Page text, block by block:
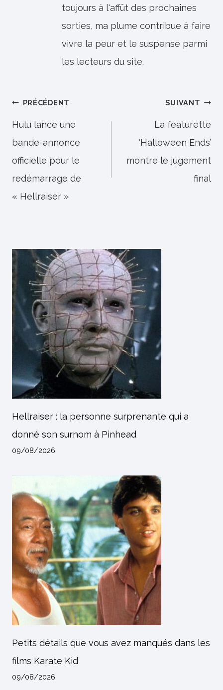
toujours à l'affût des prochaines
sorties, ma plume contribue à faire
vivre la peur et le suspense parmi
les lecteurs du site.
Navigation
de
l’article
PRÉCÉDENT
Hulu lance une
bande-annonce
officielle pour le
redémarrage de
« Hellraiser »
SUIVANT
La featurette
‘Halloween Ends’
montre le jugement
final
Hellraiser : la personne surprenante qui a
donné son surnom à Pinhead
09/08/2026
Petits détails que vous avez manqués dans les
films Karate Kid
09/08/2026